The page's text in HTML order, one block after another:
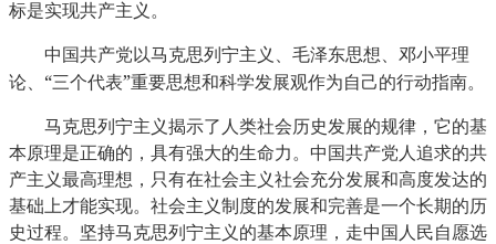
标是实现共产主义。
中国共产党以马克思列宁主义、毛泽东思想、邓小平理
论、 “三个代表”重要思想和科学发展观作为自己的行动指南。
马克思列宁主义揭示了人类社会历史发展的规律，它的基
本原理是正确的，具有强大的生命力。中国共产党人追求的共
产主义最高理想，只有在社会主义社会充分发展和高度发达的
基础上才能实现。社会主义制度的发展和完善是一个长期的历
史过程。坚持马克思列宁主义的基本原理，走中国人民自愿选